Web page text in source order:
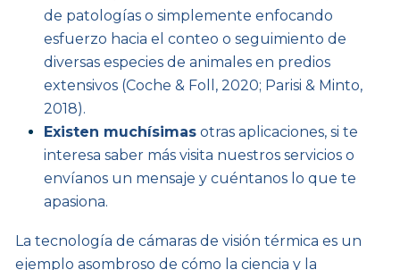
de patologías o simplemente enfocando
esfuerzo hacia el conteo o seguimiento de
diversas especies de animales en predios
extensivos (Coche & Foll, 2020; Parisi & Minto,
2018).
Existen muchísimasotras aplicaciones, si te
interesa saber más visita nuestros servicios o
envíanos un mensaje y cuéntanos lo que te
apasiona.
La tecnología de cámaras de visión térmica es un
ejemplo asombroso de cómo la ciencia y la